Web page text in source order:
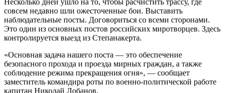
совсем недавно шли ожесточенные бои. Выставить
наблюдательные посты. Договориться со всеми сторонами.
Это один из основных постов российских миротворцев. Здесь
контролируется выезд из Степанакерта.
«Основная задача нашего поста — это обеспечение
безопасного прохода и проезда мирных граждан, а также
соблюдение режима прекращения огня», — сообщает
заместитель командира роты по военно-политической работе
капитан Николай Лобанов.